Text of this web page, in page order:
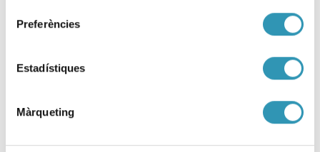
Preferències
Estadístiques
Màrqueting
8 de marzo, Día Internacional de
las Mujeres 2026